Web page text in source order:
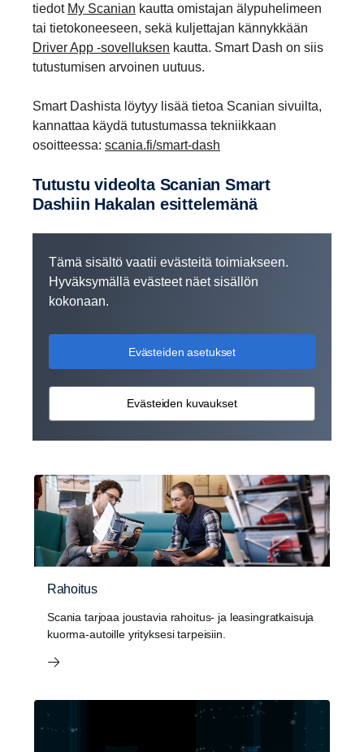
tiedot My Scanian kautta omistajan älypuhelimeen
tai tietokoneeseen, sekä kuljettajan kännykkään
Driver App -sovelluksen kautta. Smart Dash on siis
tutustumisen arvoinen uutuus.
Smart Dashista löytyy lisää tietoa Scanian sivuilta,
kannattaa käydä tutustumassa tekniikkaan
osoitteessa: scania.fi/smart-dash
Tutustu videolta Scanian Smart
Dashiin Hakalan esittelemänä
Tämä sisältö vaatii evästeitä toimiakseen.
Hyväksymällä evästeet näet sisällön
kokonaan.
Evästeiden asetukset
Evästeiden kuvaukset
Rahoitus
Scania tarjoaa joustavia rahoitus- ja leasingratkaisuja
kuorma-autoille yrityksesi tarpeisiin.